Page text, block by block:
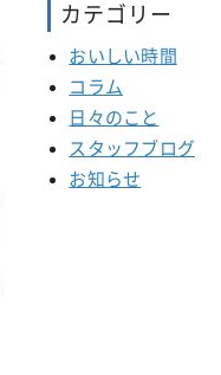
カテゴリー
おいしい時間
コラム
日々のこと
スタッフブログ
お知らせ